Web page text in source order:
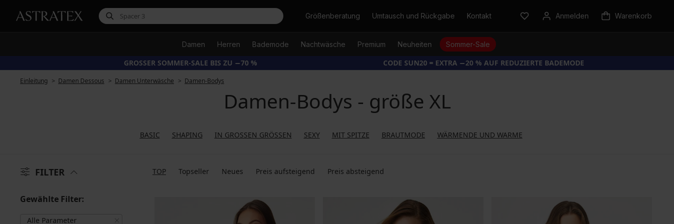
SucheGrößenberatung Umtausch und Rückgabe Kontakt Anmelden Warenkorb
Damen Herren Bademode Nachtwäsche Premium Neuheiten Sommer-Sale
GROSSER SOMMER-SALE BIS ZU −70 % CODE SUN20 = EXTRA −20 % AUF REDUZIERTE BADEMODE
Einleitung Damen Dessous Damen Unterwäsche Damen-Bodys
Damen-Bodys - größe XL
BASIC SHAPING IN GROSSEN GRÖSSEN SEXY MIT SPITZE BRAUTMODE WÄRMENDE UND WARME
FILTER TOP Topseller Neues Preis aufsteigend Preis absteigend
Gewählte Filter:
Alle Parameter